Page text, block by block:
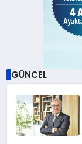
GÜNCEL